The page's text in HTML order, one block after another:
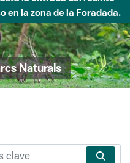
en la zona de la Foradada.
Naturals